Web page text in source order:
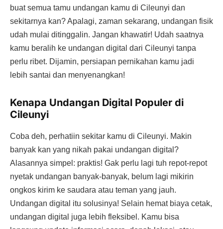
buat semua tamu undangan kamu di Cileunyi dan
sekitarnya kan? Apalagi, zaman sekarang, undangan fisik
udah mulai ditinggalin. Jangan khawatir! Udah saatnya
kamu beralih ke undangan digital dari Cileunyi tanpa
perlu ribet. Dijamin, persiapan pernikahan kamu jadi
lebih santai dan menyenangkan!
Kenapa Undangan Digital Populer di
Cileunyi
Coba deh, perhatiin sekitar kamu di Cileunyi. Makin
banyak kan yang nikah pakai undangan digital?
Alasannya simpel: praktis! Gak perlu lagi tuh repot-repot
nyetak undangan banyak-banyak, belum lagi mikirin
ongkos kirim ke saudara atau teman yang jauh.
Undangan digital itu solusinya! Selain hemat biaya cetak,
undangan digital juga lebih fleksibel. Kamu bisa